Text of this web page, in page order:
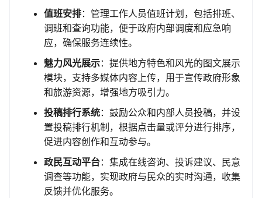
值班安排：管理工作人员值班计划，包括排班、
调班和查询功能，便于政府内部调度和应急响
应，确保服务连续性。
魅力风光展示：提供地方特色和风光的图文展示
模块，支持多媒体内容上传，用于宣传政府形象
和旅游资源，增强地方吸引力。
投稿排行系统：鼓励公众和内部人员投稿，并设
置投稿排行机制，根据点击量或评分进行排序，
促进内容创作和互动参与。
政民互动平台：集成在线咨询、投诉建议、民意
调查等功能，实现政府与民众的实时沟通，收集
反馈并优化服务。